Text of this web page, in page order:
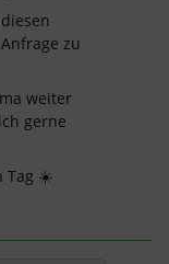
zu
weiter
gerne
Tag ☀️